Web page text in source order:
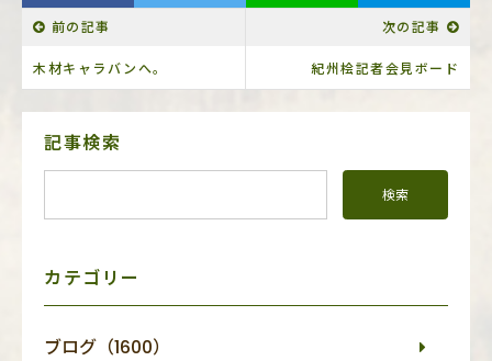
前の記事
木材キャラバンへ。
次の記事
紀州桧記者会見ボード
サ
ニ
記事検索
カテゴリー
ブログ（1600）